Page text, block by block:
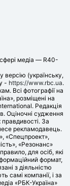
сфері медіа — R40-
версію (українську,
- https://www.rbc.ua.
Всі фотографії на
розміщені на
Редакція
Оціночні судження
За
рекламодавець.
«Спецпроект»,
«Резонанс»
для осіб, які
формат,
з діяльністю
самі компанії, і за
«РБК-Україна»